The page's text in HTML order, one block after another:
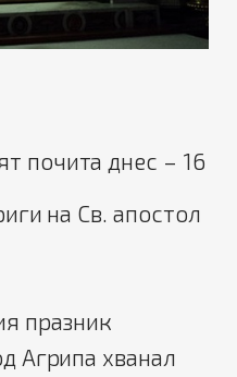
почита днес – 16
на Св. апостол
празник
Агрипа хванал